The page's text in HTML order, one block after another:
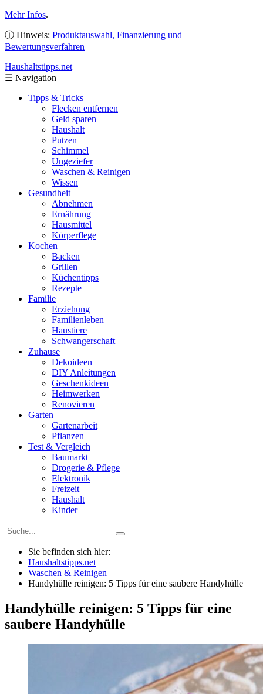
Mehr Infos.
ⓘ Hinweis: Produktauswahl, Finanzierung und
Bewertungsverfahren
Haushaltstipps.net
☰ Navigation
Tipps & Tricks
Flecken entfernen
Geld sparen
Haushalt
Putzen
Schimmel
Ungeziefer
Waschen & Reinigen
Wissen
Gesundheit
Abnehmen
Ernährung
Hausmittel
Körperflege
Kochen
Backen
Grillen
Küchentipps
Rezepte
Familie
Erziehung
Familienleben
Haustiere
Schwangerschaft
Zuhause
Dekoideen
DIY Anleitungen
Geschenkideen
Heimwerken
Renovieren
Garten
Gartenarbeit
Pflanzen
Test & Vergleich
Baumarkt
Drogerie & Pflege
Elektronik
Freizeit
Haushalt
Kinder
Sie befinden sich hier:
Haushaltstipps.net
Waschen & Reinigen
Handyhülle reinigen: 5 Tipps für eine saubere Handyhülle
Handyhülle reinigen: 5 Tipps für eine
saubere Handyhülle